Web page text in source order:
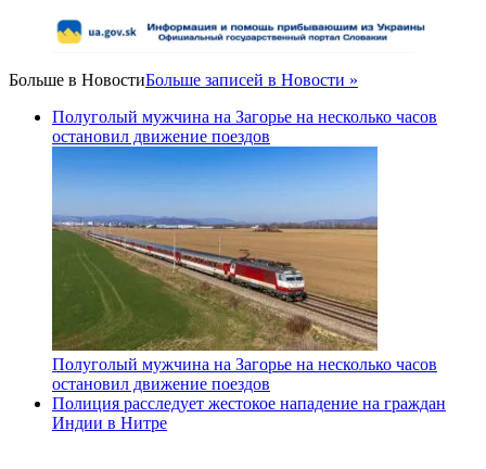
Больше в НовостиБольше записей в Новости »
Полуголый мужчина на Загорье на несколько часов
остановил движение поездов
Полуголый мужчина на Загорье на несколько часов
остановил движение поездов
Полиция расследует жестокое нападение на граждан
Индии в Нитре